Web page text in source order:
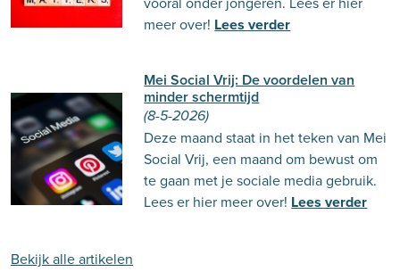
meer over! Lees verder
Mei Social Vrij: De voordelen van
minder schermtijd
(8-5-2026)
Deze maand staat in het teken van Mei
Social Vrij, een maand om bewust om
te gaan met je sociale media gebruik.
Lees er hier meer over! Lees verder
Bekijk alle artikelen